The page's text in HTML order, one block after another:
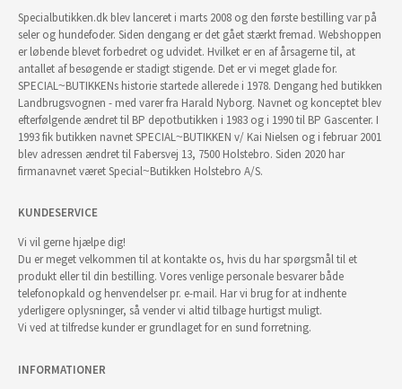
Specialbutikken.dk blev lanceret i marts 2008 og den første bestilling var på
seler og hundefoder. Siden dengang er det gået stærkt fremad. Webshoppen
er løbende blevet forbedret og udvidet. Hvilket er en af årsagerne til, at
antallet af besøgende er stadigt stigende. Det er vi meget glade for.
SPECIAL~BUTIKKENs historie startede allerede i 1978. Dengang hed butikken
Landbrugsvognen - med varer fra Harald Nyborg. Navnet og konceptet blev
efterfølgende ændret til BP depotbutikken i 1983 og i 1990 til BP Gascenter. I
1993 fik butikken navnet SPECIAL~BUTIKKEN v/ Kai Nielsen og i februar 2001
blev adressen ændret til Fabersvej 13, 7500 Holstebro. Siden 2020 har
firmanavnet været Special~Butikken Holstebro A/S.
KUNDESERVICE
Vi vil gerne hjælpe dig!
Du er meget velkommen til at kontakte os, hvis du har spørgsmål til et
produkt eller til din bestilling. Vores venlige personale besvarer både
telefonopkald og henvendelser pr. e-mail. Har vi brug for at indhente
yderligere oplysninger, så vender vi altid tilbage hurtigst muligt.
Vi ved at tilfredse kunder er grundlaget for en sund forretning.
INFORMATIONER